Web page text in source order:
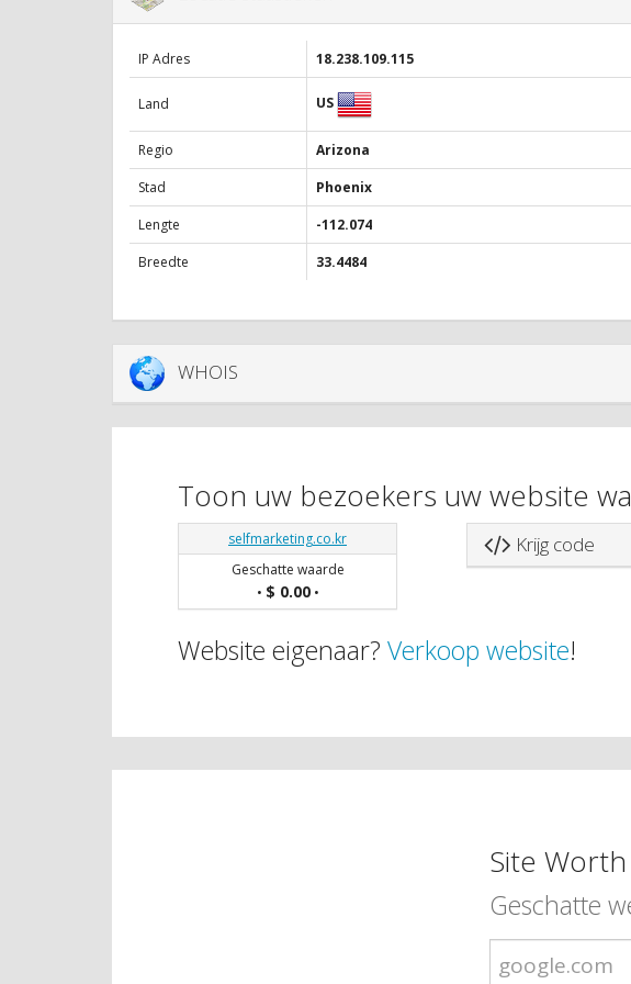
IP Adres 18.238.109.115
Land US
Regio
Arizona
Stad
Phoenix
Lengte
-112.074
Breedte
33.4484
WHOIS
Toon uw bezoekers uw website
selfmarketing.co.kr
Geschatte waarde
• $ 0.00•
Krijg code
Website eigenaar? Verkoop website!
Site Worth
Geschatte